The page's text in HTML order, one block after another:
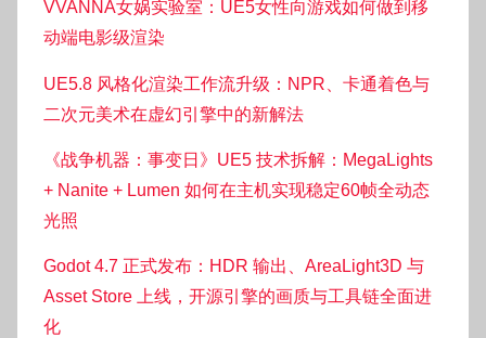
VVANNA女娲实验室：UE5女性向游戏如何做到移
动端电影级渲染
UE5.8 风格化渲染工作流升级：NPR、卡通着色与
二次元美术在虚幻引擎中的新解法
《战争机器：事变日》UE5 技术拆解：MegaLights
+ Nanite + Lumen 如何在主机实现稳定60帧全动态
光照
Godot 4.7 正式发布：HDR 输出、AreaLight3D 与
Asset Store 上线，开源引擎的画质与工具链全面进
化